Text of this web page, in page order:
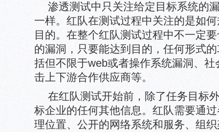
渗透测试中只关注给定目标系统的
一样。红队在测试过程中关注的是如
目的。在整个红队测试过程中不一定
的漏洞，只要能达到目的，任何形式
括但不限于web或者操作系统漏洞、
击上下游合作供应商等。
在红队测试开始前，除了任务目标
标企业的任何其他信息。红队需要通
理位置、公开的网络系统和服务、组